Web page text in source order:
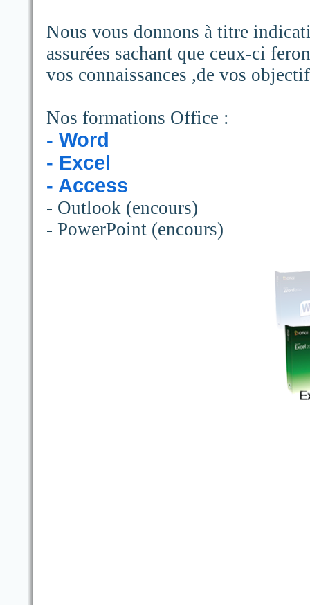
Nous vous donnons à titre
assurées sachant que ceux-ci
vos connaissances ,de vos
Nos formations Office :
- Word
- Excel
- Access
- Outlook (encours)
- PowerPoint (encours)